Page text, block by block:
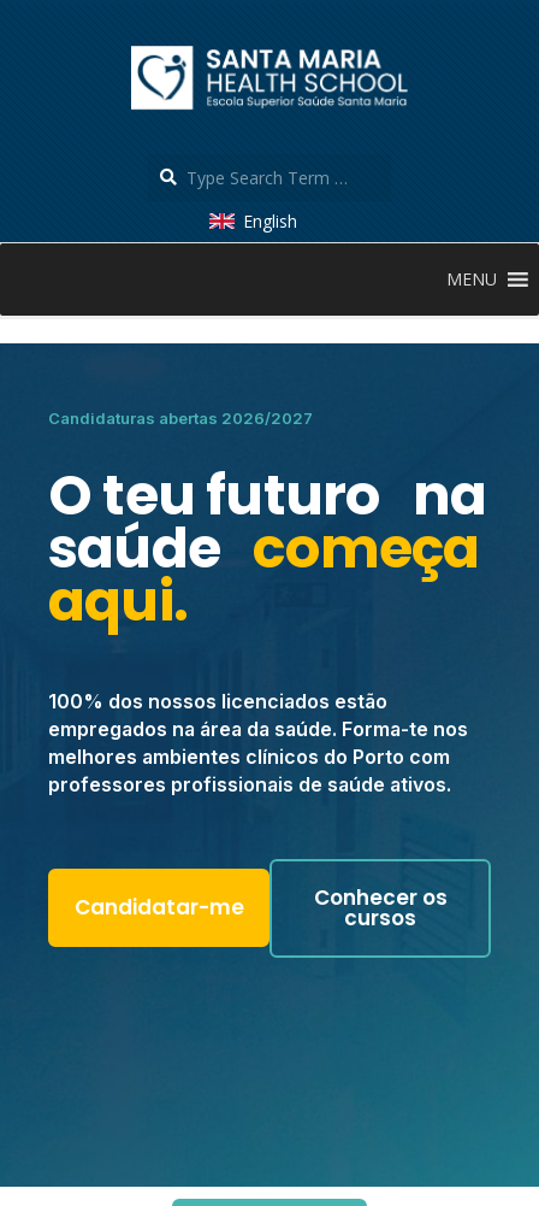
English
MENU
Candidaturas abertas 2026/2027
O teu futuro na
saúde começa
aqui.
100% dos nossos licenciados estão
empregados na área da saúde. Forma-te nos
melhores ambientes clínicos do Porto com
professores profissionais de saúde ativos.
Candidatar-me Conhecer os
cursos